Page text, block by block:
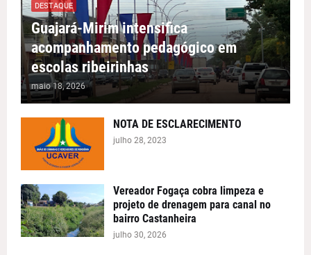
DESTAQUE
Guajará-Mirim intensifica
acompanhamento pedagógico em
escolas ribeirinhas
maio 18, 2026
NOTA DE ESCLARECIMENTO
julho 28, 2023
Vereador Fogaça cobra limpeza e
projeto de drenagem para canal no
bairro Castanheira
julho 30, 2026